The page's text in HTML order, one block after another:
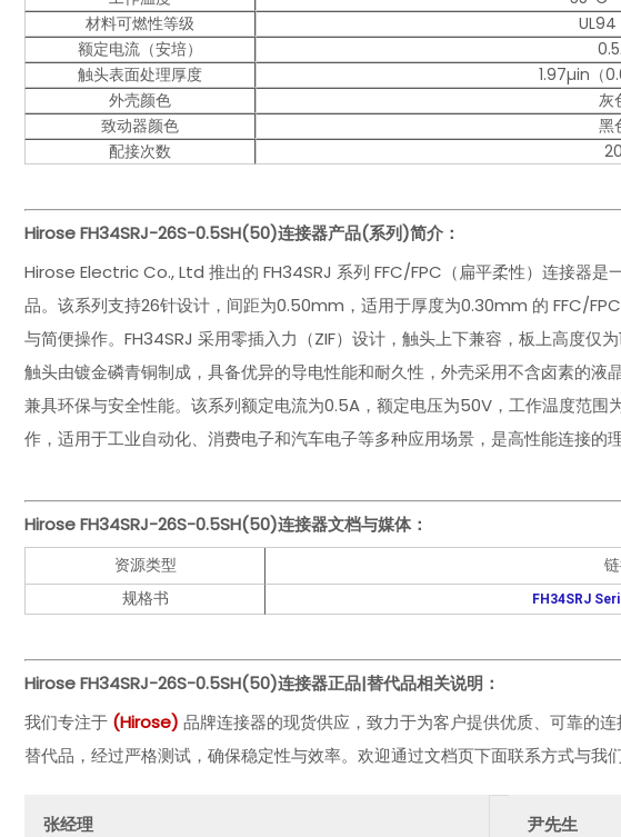
材料可燃性等级
额定电流（安培）
触头表面处理厚度
1.97µin（
外壳颜色
灰
致动器颜色
黑
配接次数
20
Hirose FH34SRJ-26S-0.5SH(50)连接器产品(系列)简介：
Hirose Electric Co., Ltd 推出的 FH34SRJ 系列 FFC/FPC（扁平柔性）连接器是
品。该系列支持26针设计，间距为0.50mm，适用于厚度为0.30mm 的 FFC/
与简便操作。FH34SRJ 采用零插入力（ZIF）设计，触头上下兼容，板上高度仅
触头由镀金磷青铜制成，具备优异的导电性能和耐久性，外壳采用不含卤素的液
兼具环保与安全性能。该系列额定电流为0.5A，额定电压为50V，工作温度范
作，适用于工业自动化、消费电子和汽车电子等多种应用场景，是高性能连接的
HiroseFH34SRJ-26S-0.5SH(50)连接器文档与媒体：
资源类型
规格书
FH34SRJ
Hirose FH34SRJ-26S-0.5SH(50)连接器正品|替代品相关说明：
我们专注于 (Hirose) 品牌连接器的现货供应，致力于为客户提供优质、可靠的
替代品，经过严格测试，确保稳定性与效率。欢迎通过文档页下面联系方式与我
张经理
尹先生